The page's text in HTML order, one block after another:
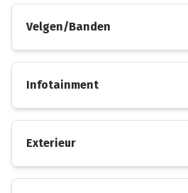
Velgen/Banden
Infotainment
Exterieur